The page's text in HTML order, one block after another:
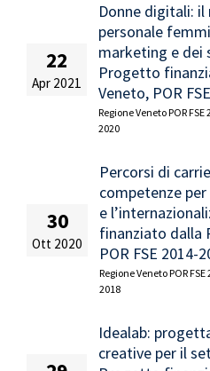
22
Apr 2021
Donne digitali:
personale
marketing e dei
Progetto
Veneto, POR
Regione Veneto POR
2020
30
Ott 2020
Percorsi di
competenze per
e
finanziato dalla
POR FSE 2014-
Regione Veneto POR
2018
Idealab:
creative per il